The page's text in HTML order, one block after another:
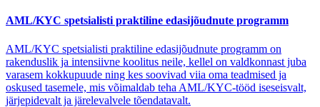
AML/KYC spetsialisti praktiline edasijõudnute programm
AML/KYC spetsialisti praktiline edasijõudnute programm on
rakenduslik ja intensiivne koolitus neile, kellel on valdkonnast juba
varasem kokkupuude ning kes soovivad viia oma teadmised ja
oskused tasemele, mis võimaldab teha AML/KYC-tööd iseseisvalt,
järjepidevalt ja järelevalvele tõendatavalt.